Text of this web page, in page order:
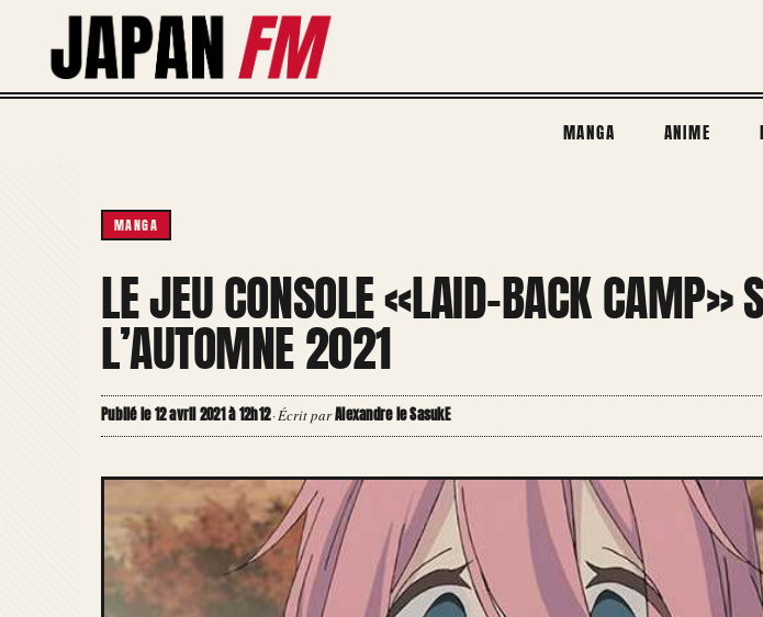
contenu
MANGA ANIME
MANGA
LE JEU CONSOLE «LAID-BACK CAMP»
L’AUTOMNE 2021
Publié le 12 avril 2021 à 12h12·Écrit parAlexandre le SasukE